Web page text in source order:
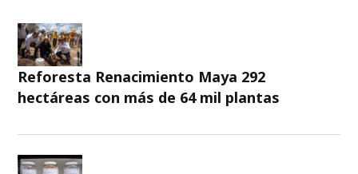
Reforesta Renacimiento Maya 292
hectáreas con más de 64 mil plantas